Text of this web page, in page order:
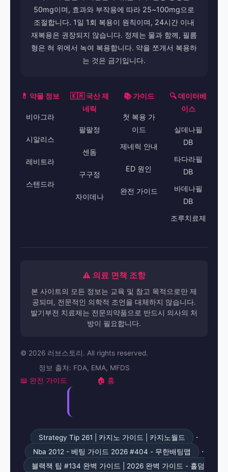
50mg이며, 효과와 부작용에 따라 25~100mg으로
조절합니다. 1일 1회 복용이 원칙이며, 24시간 이내
재복용은 권장되지 않습니다. 정제는 물과 함께, 필름
형은 혀 위에서 녹여 복용합니다. 약을 쪼개서 복용하
는 것은 금기입니다.
💊 약물 정보
비아그라
시알리스
레비트라
스텐드라
🇰🇷 국산 제
네릭
팔팔정
센돔
구구정
자이데나
📚 가이드
첫 복용 가
이드
제네릭 안내
ED 원인
완전 가이드
🔍 데이터베
이스
실데나필
DB
타다라필
DB
바데나필
DB
조루치료제
⚠️ 의료 면책 조항
본 사이트의 모든 정보는 교육 및 참고 목적으로만 제
공되며, 전문적인 의학적 조언을 대체하지 않습니다.
발기부전 치료제는 전문의약품으로 반드시 의사의 처
방이 필요합니다.
© 2026 러브스토리. All rights reserved.
정보 출처: FDA, EMA, MFDS
📖 완전 가이드 🏠 홈
Strategy Tip 261 | 카지노 가이드 | 카지노월드 ·
Nba 2012 - 베팅 가이드 2026 #404 - 무한배팅맵 ·
블랙잭 팁 #134 완벽 가이드 | 2026 완벽 가이드 - 홀덤